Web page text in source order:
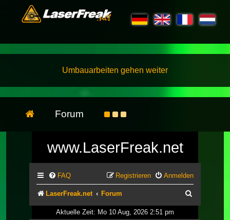
Umbauarbeiten gehen weiter
Forum
www.LaserFreak.net
FAQ Anmelden
Registrieren
LaserFreak.net Forum
Aktuelle Zeit: Mo 10 Aug, 2026 2:51 pm